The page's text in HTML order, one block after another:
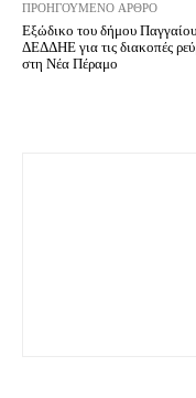
ΠΡΟΗΓΟΎΜΕΝΟ ΆΡΘΡΟ
Εξώδικο του δήμου
ΔΕΔΔΗΕ για τις διακοπές
στη Νέα Πέραμο